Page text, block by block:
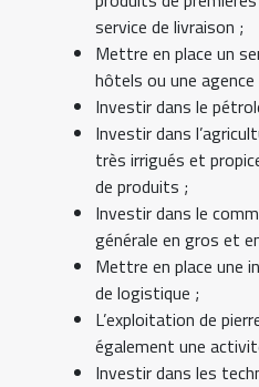
service de livraison ;
Mettre en place un
hôtels ou une
Investir dans le
Investir dans
très irrigués et
de produits ;
Investir dans le
générale en gros et
Mettre en place une
de logistique ;
L’exploitation de
également une
Investir dans les